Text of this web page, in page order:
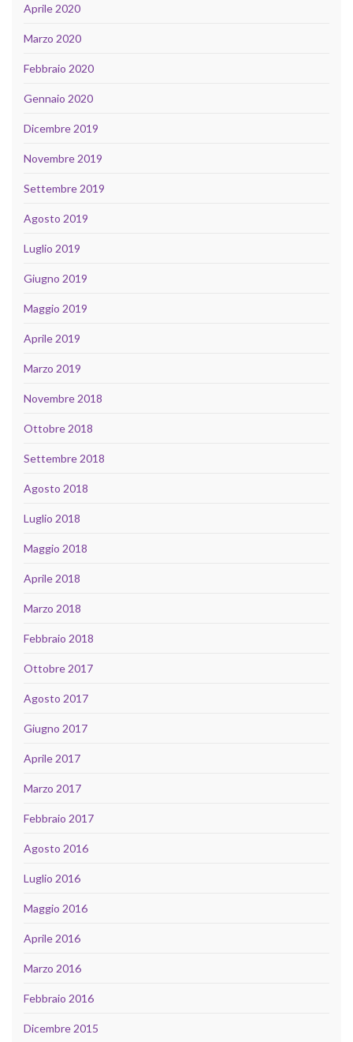
Aprile 2020
Marzo 2020
Febbraio 2020
Gennaio 2020
Dicembre 2019
Novembre 2019
Settembre 2019
Agosto 2019
Luglio 2019
Giugno 2019
Maggio 2019
Aprile 2019
Marzo 2019
Novembre 2018
Ottobre 2018
Settembre 2018
Agosto 2018
Luglio 2018
Maggio 2018
Aprile 2018
Marzo 2018
Febbraio 2018
Ottobre 2017
Agosto 2017
Giugno 2017
Aprile 2017
Marzo 2017
Febbraio 2017
Agosto 2016
Luglio 2016
Maggio 2016
Aprile 2016
Marzo 2016
Febbraio 2016
Dicembre 2015